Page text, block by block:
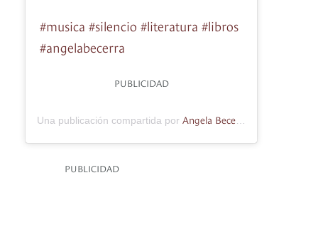
#musica #silencio #literatura #libros
#angelabecerra
PUBLICIDAD
Una publicación compartida por Angela Becerra
PUBLICIDAD